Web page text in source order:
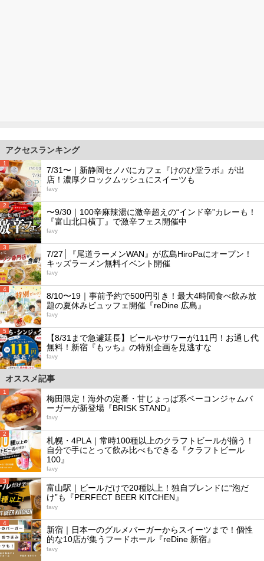
アクセスランキング
1
7/31〜｜新静岡セノバにカフェ『けのひ堂ラボ』が出
店！濃厚クロックムッシュにスイーツも
favy
2
〜9/30｜100辛麻辣湯に激辛超えの“インド辛”カレーも！
『富山北口横丁』で激辛フェス開催中
favy
3
7/27│『尾道ラーメンWAN』が広島HiroPaにオープン！
キッズラーメン無料イベント開催
favy
4
8/10〜19｜事前予約で500円引き！最大4時間食べ飲み放
題の夏休みビュッフェ開催『reDine 広島』
favy
5
【8/31まで急遽延長】ビールやサワーが111円！お通し代
無料！新宿『もッち』の特別企画を見逃すな
favy
オススメ記事
1
梅田限定！海外の定番・甘じょっぱ系ベーコンジャムバ
ーガーが新登場『BRISK STAND』
favy
2
札幌・4PLA｜常時100種以上のクラフトビールが揃う！
自分で手にとって飲み比べもできる『クラフトビール
100』
favy
3
富山駅｜ビールだけで20種以上！独自ブレンドに“泡だ
け”も『PERFECT BEER KITCHEN』
favy
4
新宿｜日本一のグルメバーガーからスイーツまで！個性
的な10店が集うフードホール『reDine 新宿』
favy